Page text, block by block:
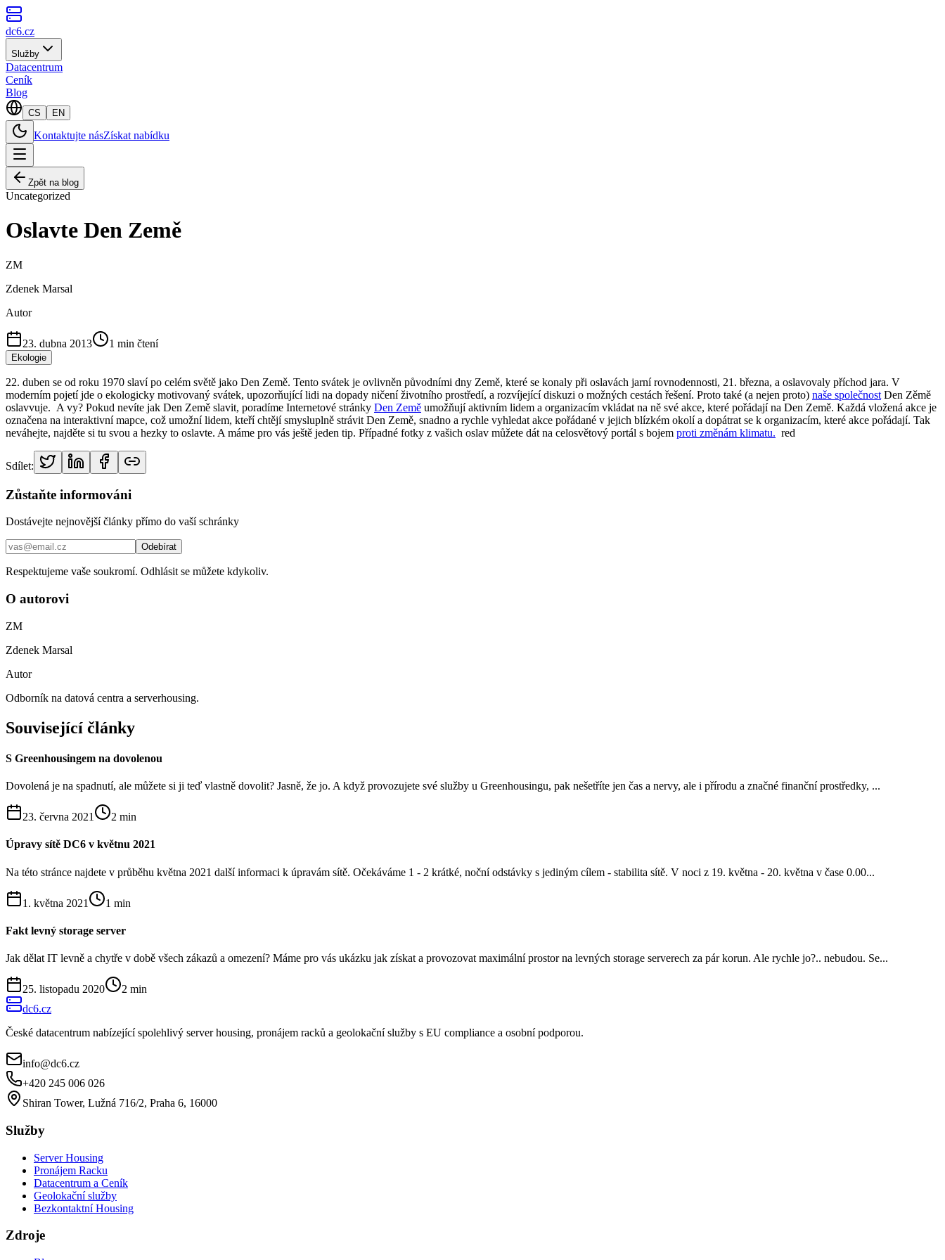
dc6.cz
Služby
Datacentrum
Ceník
Blog
CS EN
Kontaktujte násZískat nabídku
Zpět na blog
Uncategorized
Oslavte Den Země
ZM
Zdenek Marsal
Autor
23. dubna 2013 1 min čtení
Ekologie
22. duben se od roku 1970 slaví po celém světě jako Den Země. Tento svátek je ovlivněn původními dny Země, které se konaly při oslavách jarní rovnodennosti, 21. března, a oslavovaly příchod jara. V
moderním pojetí jde o ekologicky motivovaný svátek, upozorňující lidi na dopady ničení životního prostředí, a rozvíjející diskuzi o možných cestách řešení. Proto také (a nejen proto) naše společnost Den Zěmě
oslavvuje. A vy? Pokud nevíte jak Den Země slavit, poradíme Internetové stránky Den Země umožňují aktivním lidem a organizacím vkládat na ně své akce, které pořádají na Den Země. Každá vložená akce je
označena na interaktivní mapce, což umožní lidem, kteří chtějí smysluplně strávit Den Země, snadno a rychle vyhledat akce pořádané v jejich blízkém okolí a dopátrat se k organizacím, které akce pořádají. Tak
neváhejte, najděte si tu svou a hezky to oslavte. A máme pro vás ještě jeden tip. Případné fotky z vašich oslav můžete dát na celosvětový portál s bojem proti změnám klimatu. red
Sdílet:
Zůstaňte informováni
Dostávejte nejnovější články přímo do vaší schránky
Odebírat
Respektujeme vaše soukromí. Odhlásit se můžete kdykoliv.
O autorovi
ZM
Zdenek Marsal
Autor
Odborník na datová centra a serverhousing.
Související články
S Greenhousingem na dovolenou
Dovolená je na spadnutí, ale můžete si ji teď vlastně dovolit? Jasně, že jo. A když provozujete své služby u Greenhousingu, pak nešetříte jen čas a nervy, ale i přírodu a značné finanční prostředky, ...
23. června 2021 2 min
Úpravy sítě DC6 v květnu 2021
Na této stránce najdete v průběhu května 2021 další informaci k úpravám sítě. Očekáváme 1 - 2 krátké, noční odstávky s jediným cílem - stabilita sítě. V noci z 19. května - 20. května v čase 0.00...
1. května 2021 1 min
Fakt levný storage server
Jak dělat IT levně a chytře v době všech zákazů a omezení? Máme pro vás ukázku jak získat a provozovat maximální prostor na levných storage serverech za pár korun. Ale rychle jo?.. nebudou. Se...
25. listopadu 2020 2 min
dc6.cz
České datacentrum nabízející spolehlivý server housing, pronájem racků a geolokační služby s EU compliance a osobní podporou.
info@dc6.cz
+420 245 006 026
Shiran Tower, Lužná 716/2, Praha 6, 16000
Služby
Server Housing
Pronájem Racku
Datacentrum a Ceník
Geolokační služby
Bezkontaktní Housing
Zdroje